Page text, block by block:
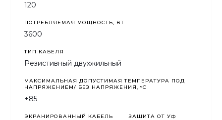
120
ПОТРЕБЛЯЕМАЯ МОЩНОСТЬ, ВТ
3600
ТИП КАБЕЛЯ
Резистивный двухжильный
МАКСИМАЛЬНАЯ ДОПУСТИМАЯ ТЕМПЕРАТУРА ПОД
НАПРЯЖЕНИЕМ/ БЕЗ НАПРЯЖЕНИЯ, °C
+85
ЭКРАНИРОВАННЫЙ КАБЕЛЬ ЗАЩИТА ОТ УФ